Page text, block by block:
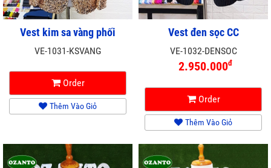
Vest kim sa vàng phối
VE-1031-KSVANG
Order
Thêm Vào Giỏ
Vest đen sọc CC
VE-1032-DENSOC
2.950.000đ
Order
Thêm Vào Giỏ